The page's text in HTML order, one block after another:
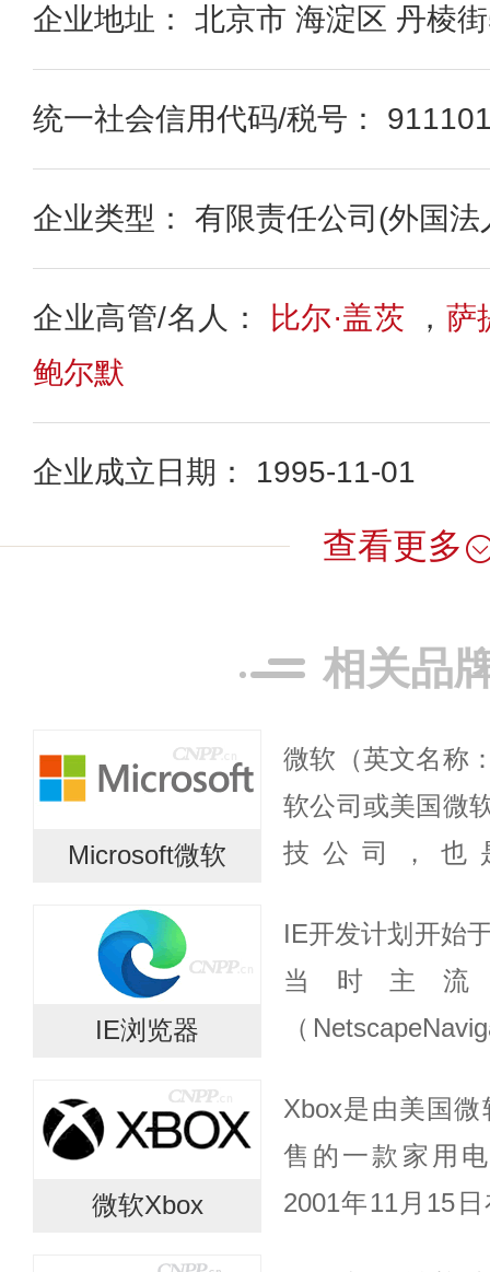
企业地址： 北京市 海淀区 丹棱
统一社会信用代码/税号：
企业类型： 有限责任公司(外国法
企业高管/名人： 比尔·盖茨 ， 萨
鲍尔默
企业成立日期： 1995-11-01
查看更多
相关品
Microsoft微软
微软（英文名称
软公司或美国微
技公司，也
导，由比尔·盖茨
IE浏览器
IE开发计划开始
当时主
（
从零开始，因此
微软Xbox
Xbox是由美国
售的一款家用
2001年11月15